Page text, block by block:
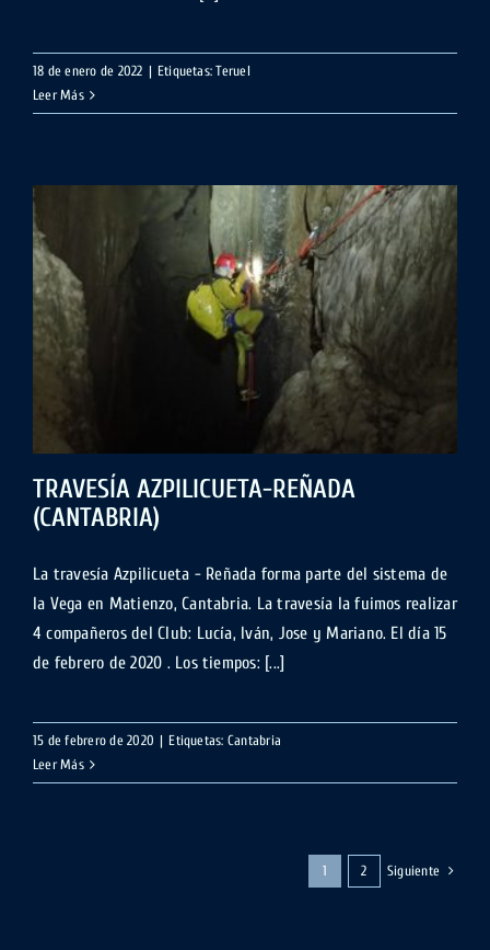
18 de enero de 2022 | Etiquetas:Teruel
Leer Más
TRAVESÍA AZPILICUETA-REÑADA
(CANTABRIA)
La travesía Azpilicueta - Reñada forma parte del sistema de
la Vega en Matienzo, Cantabria. La travesía la fuimos realizar
4 compañeros del Club: Lucía, Iván, Jose y Mariano. El día 15
de febrero de 2020 . Los tiempos: [...]
15 de febrero de 2020 | Etiquetas: Cantabria
Leer Más
1 2 Siguiente